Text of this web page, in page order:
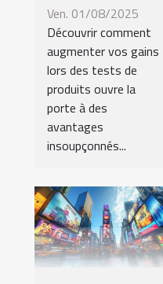
Ven. 01/08/2025
Découvrir comment
augmenter vos gains
lors des tests de
produits ouvre la
porte à des
avantages
insoupçonnés...